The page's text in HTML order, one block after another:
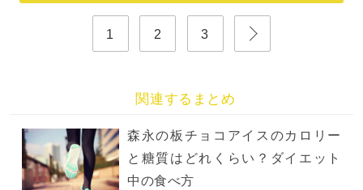
1 2 3
関連するまとめ
森永の板チョコアイスのカロリー
と糖質はどれくらい？ダイエット
中の食べ方